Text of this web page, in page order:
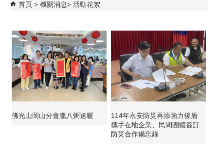
首頁 機關消息 活動花絮
佛光山岡山分會臘八粥送暖
114年永安防災再添強力後盾
攜手在地企業、民間團體簽訂
防災合作備忘錄